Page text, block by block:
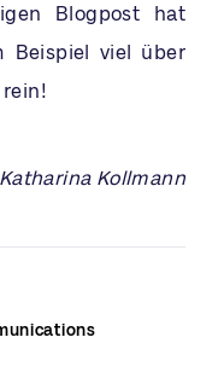
Blogpost hat
Beispiel viel über
rein!
Kollmann